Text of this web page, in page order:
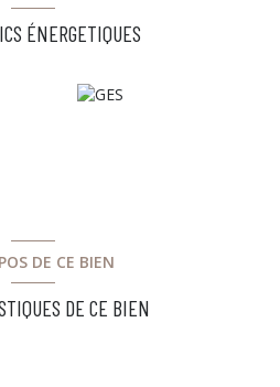
ÉNERGETIQUES
DE CE BIEN
DE CE BIEN